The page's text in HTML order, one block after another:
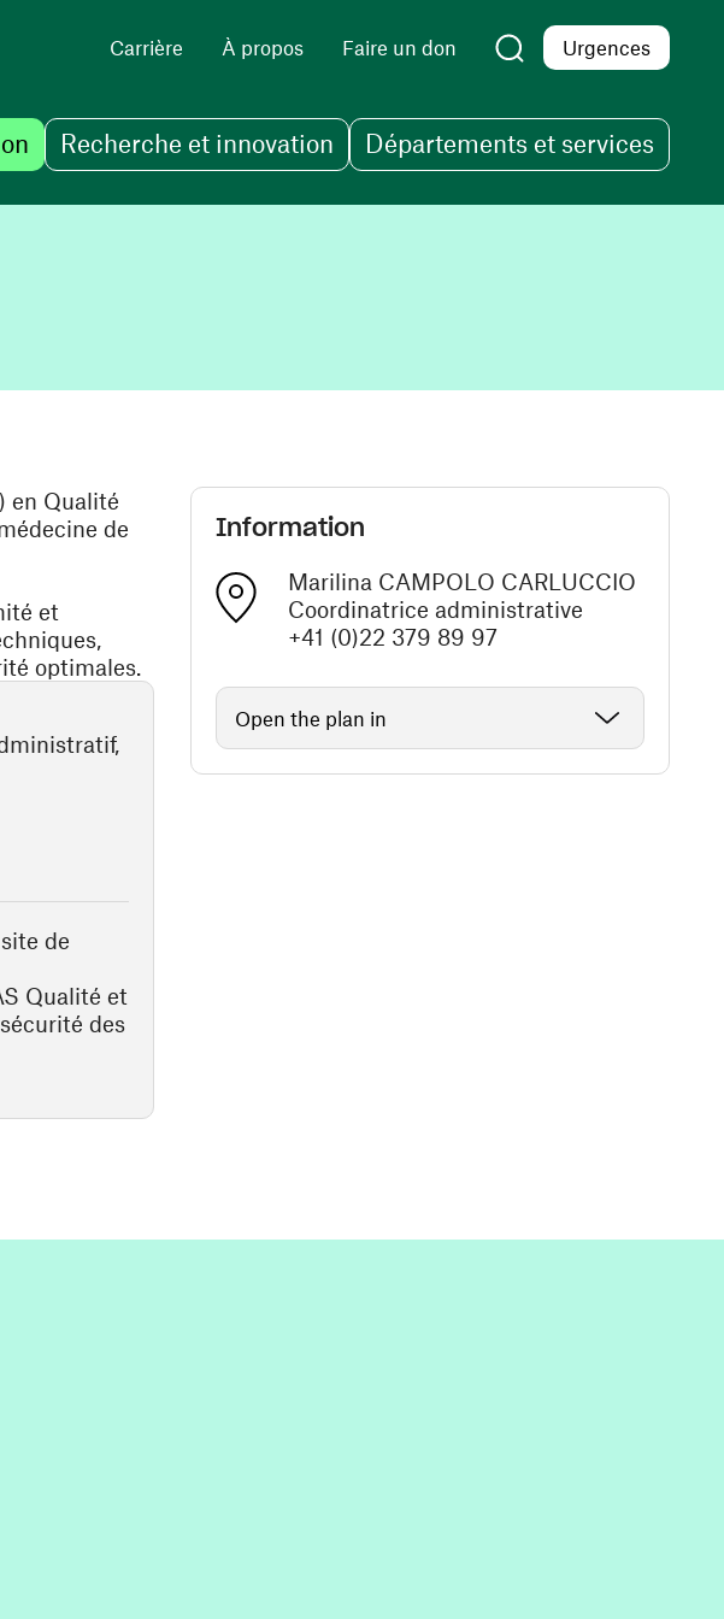
Carrière À propos Faire un don Urgences
Recherche et innovation Départements et services
en Qualité
de
et
optimales.
de
Qualité et
des
Information
Marilina CAMPOLO CARLUCCIO
Coordinatrice administrative
+41 (0)22 379 89 97
Open the plan in